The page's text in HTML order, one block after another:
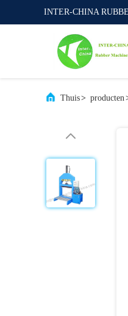
INTER-CHINA
Thuis> producten